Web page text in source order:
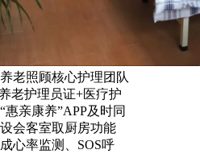
老照顾核心护理团队
老护理员证+医疗护
亲康养”APP及时同
会客室取厨房功能
心率监测、SOS呼